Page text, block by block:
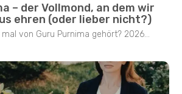
– der Vollmond, an dem wir
ehren (oder lieber nicht?)
von Guru Purnima gehört? 2026...